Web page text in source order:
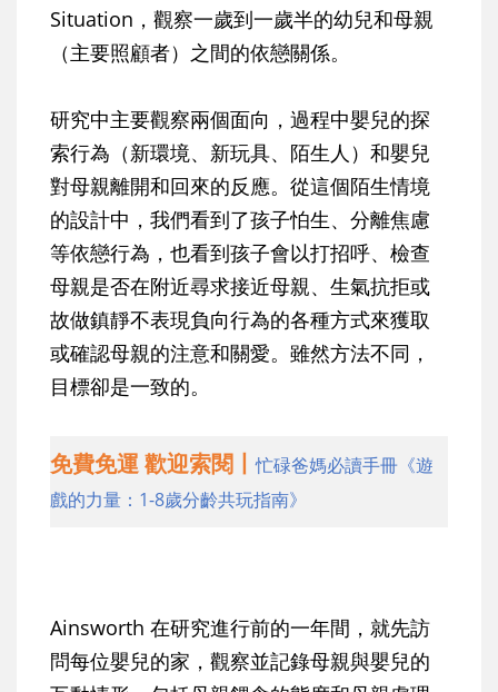
Situation，觀察一歲到一歲半的幼兒和母親
（主要照顧者）之間的依戀關係。
研究中主要觀察兩個面向，過程中嬰兒的探
索行為（新環境、新玩具、陌生人）和嬰兒
對母親離開和回來的反應。從這個陌生情境
的設計中，我們看到了孩子怕生、分離焦慮
等依戀行為，也看到孩子會以打招呼、檢查
母親是否在附近尋求接近母親、生氣抗拒或
故做鎮靜不表現負向行為的各種方式來獲取
或確認母親的注意和關愛。雖然方法不同，
目標卻是一致的。
免費免運 歡迎索閱丨忙碌爸媽必讀手冊《遊
戲的力量：1-8歲分齡共玩指南》
Ainsworth 在研究進行前的一年間，就先訪
問每位嬰兒的家，觀察並記錄母親與嬰兒的